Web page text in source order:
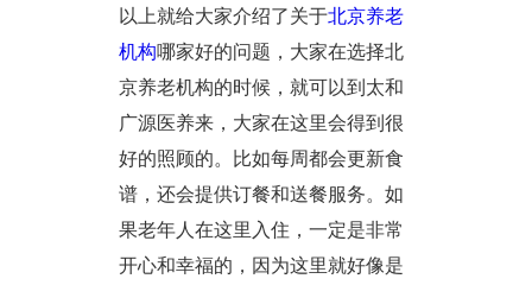
以上就给大家介绍了关于北京养老
机构哪家好的问题，大家在选择北
京养老机构的时候，就可以到太和
广源医养来，大家在这里会得到很
好的照顾的。比如每周都会更新食
谱，还会提供订餐和送餐服务。如
果老年人在这里入住，一定是非常
开心和幸福的，因为这里就好像是